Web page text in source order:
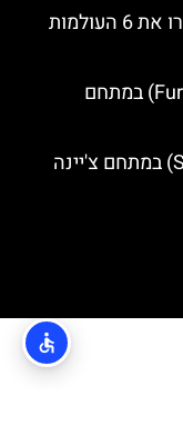
המתחמים של פורט אוונטורה – הכירו את 6 העולמות
רכבת הרים פיוריוס באקו (Furius Baco) במתחם
רכבת הרים שאמבאלה (Shambhala) במתחם צ'יינה